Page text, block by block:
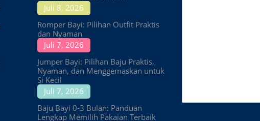
Juli 8, 2026
Romper Bayi: Pilihan Outfit Praktis
dan Nyaman
Juli 7, 2026
Jumper Bayi: Pilihan Baju Praktis,
Nyaman, dan Menggemaskan untuk
Si Kecil
Juli 7, 2026
Baju Bayi 0-3 Bulan: Panduan
Lengkap Memilih Pakaian Terbaik